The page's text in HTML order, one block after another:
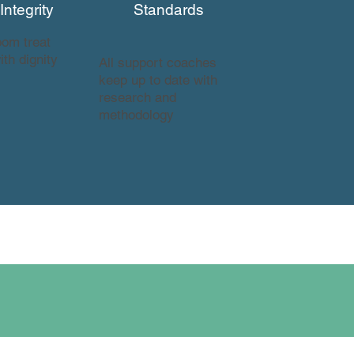
treat
dignity
Standards
All support coaches
keep up to date with
research and
methodology